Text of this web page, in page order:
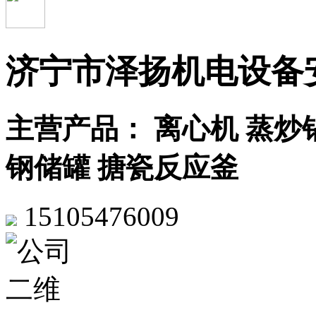
济宁市泽扬机电设
主营产品： 离心机 蒸炒
钢储罐 搪瓷反应釜
15105476009